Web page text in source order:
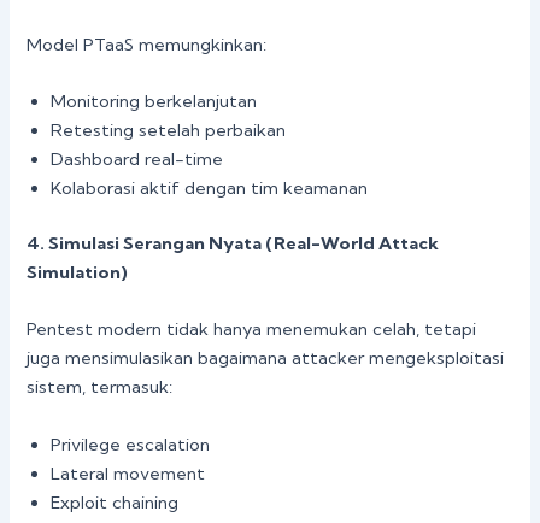
Model PTaaS memungkinkan:
Monitoring berkelanjutan
Retesting setelah perbaikan
Dashboard real-time
Kolaborasi aktif dengan tim keamanan
4. Simulasi Serangan Nyata (Real-World Attack
Simulation)
Pentest modern tidak hanya menemukan celah, tetapi
juga mensimulasikan bagaimana attacker mengeksploitasi
sistem, termasuk:
Privilege escalation
Lateral movement
Exploit chaining